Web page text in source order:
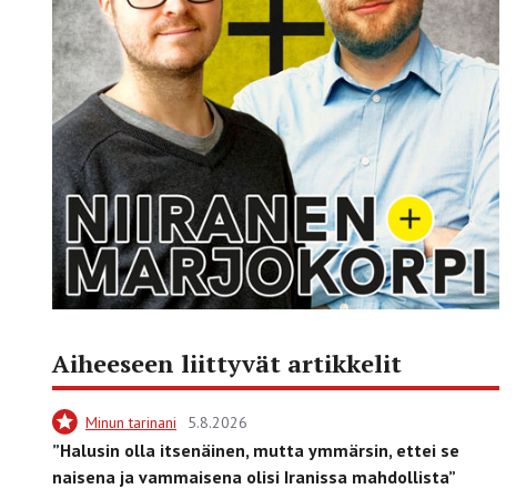
Aiheeseen liittyvät artikkelit
Minun tarinani 5.8.2026
”Halusin olla itsenäinen, mutta ymmärsin, ettei se
naisena ja vammaisena olisi Iranissa mahdollista”